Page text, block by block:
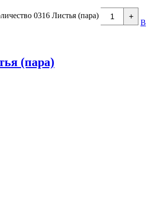
0316 Листья (пара) +
В
(пара)